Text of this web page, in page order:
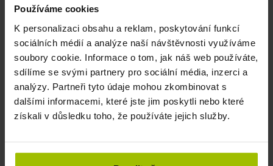
Používáme cookies
K personalizaci obsahu a reklam, poskytování funkcí
sociálních médií a analýze naší návštěvnosti využíváme
soubory cookie. Informace o tom, jak náš web používáte,
sdílíme se svými partnery pro sociální média, inzerci a
analýzy. Partneři tyto údaje mohou zkombinovat s
dalšími informacemi, které jste jim poskytli nebo které
získali v důsledku toho, že používáte jejich služby.
helmami na hlavě, jak sjíždí svahy. Ano, je to roztomilé.
Berte však, prosím, v potaz, kolik váží dítě v tomto věku a
kolik váží celá výbava, kterou na sobě musí nést. Jak pevné
jsou klouby a jak to asi dětský vývoj ovlivní. Zejména pokud
máte subtilní dítko, které je rádo že unese samo sebe,
nezatěžujte ho vybavením a nechte ho dozrát o dva nebo
tři roky déle. Však ono se lyžovat naučí.